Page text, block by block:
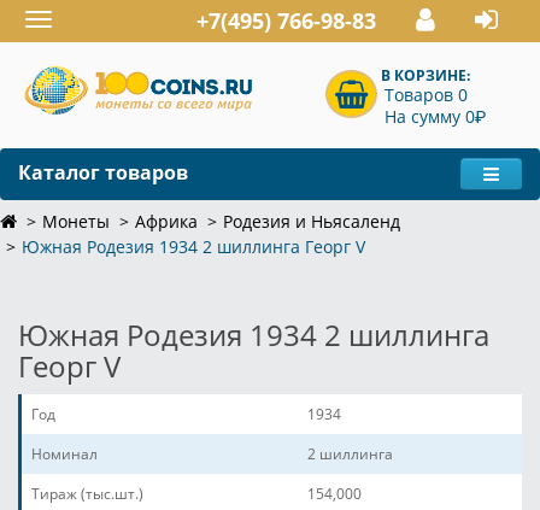
Toggle
navigation
+7(495) 766-98-83
В КОРЗИНЕ:
Товаров 0
На сумму 0P
Каталог товаров
Монеты Африка
Родезия и Ньясаленд
Южная Родезия 1934 2 шиллинга Георг V
Южная Родезия 1934 2 шиллинга
Георг V
Год
1934
Номинал
2 шиллинга
Тираж (тыс.шт.)
154,000